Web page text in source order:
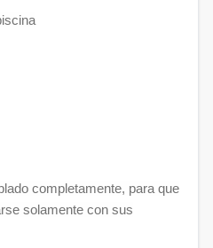
completamente, para que
solamente con sus